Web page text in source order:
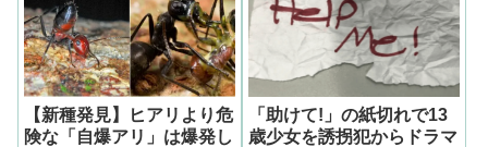
【新種発見】ヒアリより危
険な「自爆アリ」は爆発し
「助けて!」の紙切れで13
歳少女を誘拐犯からドラマ